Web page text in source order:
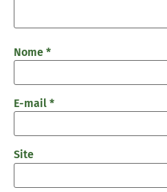
Nome *
E-mail *
Site